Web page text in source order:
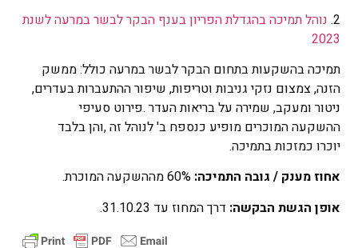
2. נוהל תמיכה בהגדלת הפריון בענף הבקר לבשר במרעה לשנת
2023
תמיכה בהשקעות בתחום הבקר לבשר במרעה כולל: ממשק
הזנה, צמצום נזקי גניבות וטריפות, שיפור ההתעברות בעדרים,
ניטור ומעקב, שמירה על בריאות העדר .פירוט סעיפי
ההשקעה המוכרים מופיע כנספח ב' לנוהל זה ,והן בלבד
יוכרו כמזכות בתמיכה.
אחוז מענק / גובה התמיכה: 60% מההשקעה המוכרת.
אופן הגשת הבקשה: דרך המחוז עד 31.10.23.